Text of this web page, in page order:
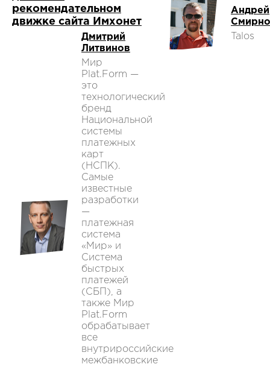
рекомендательном
движке сайта Имхонет
Дмитрий
Литвинов
Мир
Plat.Form —
это
технологический
бренд
Национальной
системы
платежных
карт
(НСПК).
Самые
известные
разработки
—
платежная
система
«Мир» и
Система
быстрых
платежей
(СБП), а
также Мир
Plat.Form
обрабатывает
все
внутрироссийские
межбанковские
Андрей
Talos